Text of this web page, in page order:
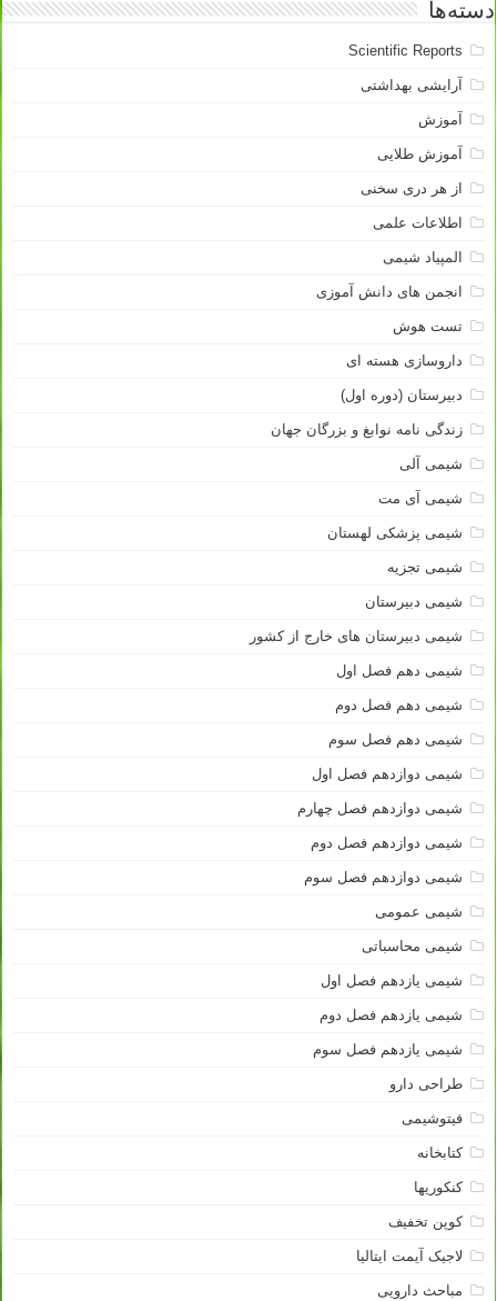
دسته‌ها
Scientific Reports
آرایشی بهداشتی
آموزش
آموزش طلایی
از هر دری سخنی
اطلاعات علمی
المپیاد شیمی
انجمن های دانش آموزی
تست هوش
داروسازی هسته ای
دبیرستان (دوره اول)
زندگی نامه نوابغ و بزرگان جهان
شیمی آلی
شیمی آی مت
شیمی پزشکی لهستان
شیمی تجزیه
شیمی دبیرستان
شیمی دبیرستان های خارج از کشور
شیمی دهم فصل اول
شیمی دهم فصل دوم
شیمی دهم فصل سوم
شیمی دوازدهم فصل اول
شیمی دوازدهم فصل چهارم
شیمی دوازدهم فصل دوم
شیمی دوازدهم فصل سوم
شیمی عمومی
شیمی محاسباتی
شیمی یازدهم فصل اول
شیمی یازدهم فصل دوم
شیمی یازدهم فصل سوم
طراحی دارو
فیتوشیمی
کتابخانه
کنکوریها
کوپن تخفیف
لاجیک آیمت ایتالیا
مباحث دارویی